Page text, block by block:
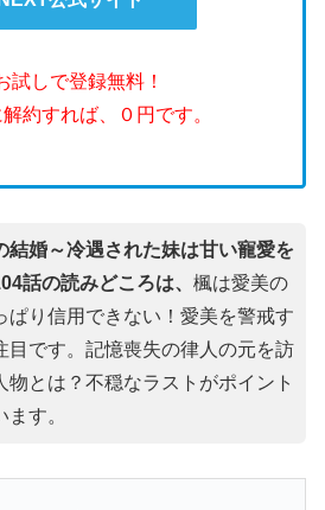
試しで登録無料！
約すれば、０円です。
結婚～冷遇された妹は甘い寵愛を
話の読みどころは、 楓は愛美の
ぱり信用できない！愛美を警戒す
目です。記憶喪失の律人の元を訪
物とは？不穏なラストがポイント
す。